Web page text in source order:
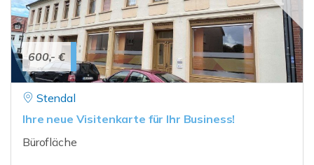
600,- €
Stendal
Ihre neue Visitenkarte für Ihr Business!
Bürofläche